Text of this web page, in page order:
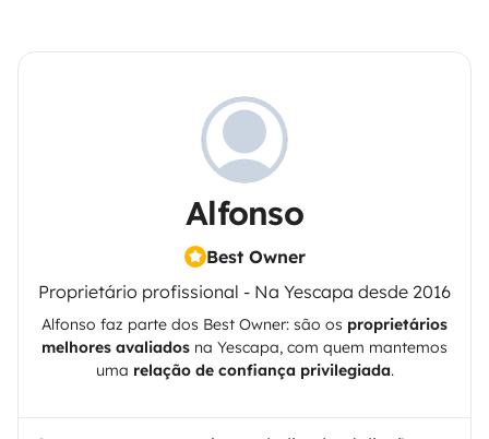
Alfonso
Best Owner
Proprietário profissional - Na Yescapa desde 2016
Alfonso faz parte dos Best Owner: são os proprietários
melhores avaliados na Yescapa, com quem mantemos
uma relação de confiança privilegiada.